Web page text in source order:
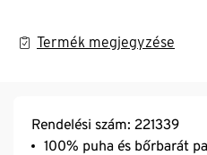
Termék megjegyzése
Rendelési szám: 221339
100% puha és bőrbarát